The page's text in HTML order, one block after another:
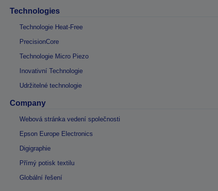
Technologies
Technologie Heat-Free
PrecisionCore
Technologie Micro Piezo
Inovativní Technologie
Udržitelné technologie
Company
Webová stránka vedení společnosti
Epson Europe Electronics
Digigraphie
Přímý potisk textilu
Globální řešení